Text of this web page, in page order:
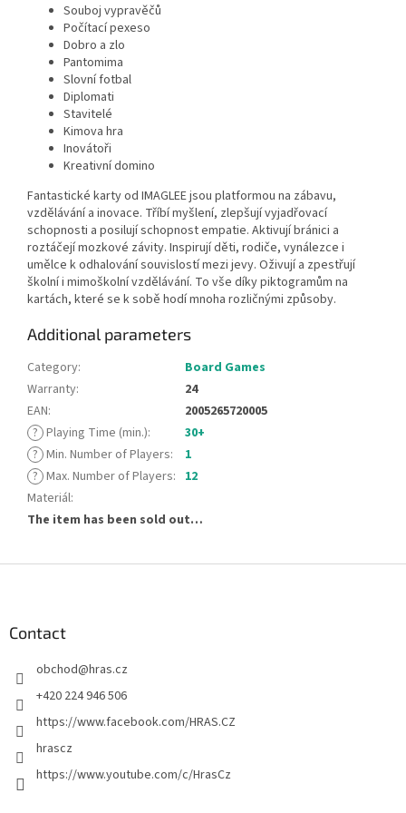
Souboj vypravěčů
Počítací pexeso
Dobro a zlo
Pantomima
Slovní fotbal
Diplomati
Stavitelé
Kimova hra
Inovátoři
Kreativní domino
Fantastické karty od IMAGLEE jsou platformou na zábavu,
vzdělávání a inovace. Tříbí myšlení, zlepšují vyjadřovací
schopnosti a posilují schopnost empatie. Aktivují bránici a
roztáčejí mozkové závity. Inspirují děti, rodiče, vynálezce i
umělce k odhalování souvislostí mezi jevy. Oživují a zpestřují
školní i mimoškolní vzdělávání. To vše díky piktogramům na
kartách, které se k sobě hodí mnoha rozličnými způsoby.
Additional parameters
Category:
Board Games
Warranty:
24
EAN:
2005265720005
? Playing Time (min.):
30+
? Min. Number of Players:
1
? Max. Number of Players: 12
Materiál:
The item has been sold out…
Contact
obchod@hras.cz
+420 224 946 506
https://www.facebook.com/HRAS.CZ
hrascz
https://www.youtube.com/c/HrasCz